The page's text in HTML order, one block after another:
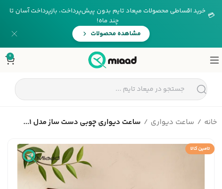
💳 خرید اقساطی محصولات میعاد تایم بدون پیش‌پرداخت، بازپرداخت آسان تا
چند ماه!
مشاهده محصولات
0
خانه ساعت دیواری ساعت دیواری چوبی دست ساز مدل 1...
تامین کالا